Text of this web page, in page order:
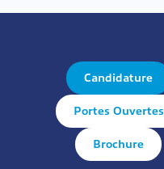
Candidature
Portes Ouvertes
Brochure